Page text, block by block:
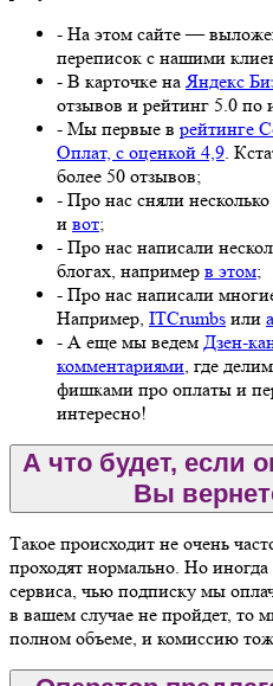
- На этом сайте —
переписок с нашими
- В карточке наЯндекс
отзывов и рейтинг 5.0 по
- Мы первые в рейтинге
Оплат, с оценкой 4,9.
более 50 отзывов;
- Про нас сняли
и вот;
- Про нас написали
блогах, например в этом;
- Про нас написали
Например, ITCrumbs или
- А еще мы ведем Дзен-
комментариями, где
фишками про оплаты и
интересно!
А что будет, если
Вы
Такое происходит не очень
проходят нормально. Но иногда
сервиса, чью подписку мы
в вашем случае не пройдет, то
полном объеме, и комиссию